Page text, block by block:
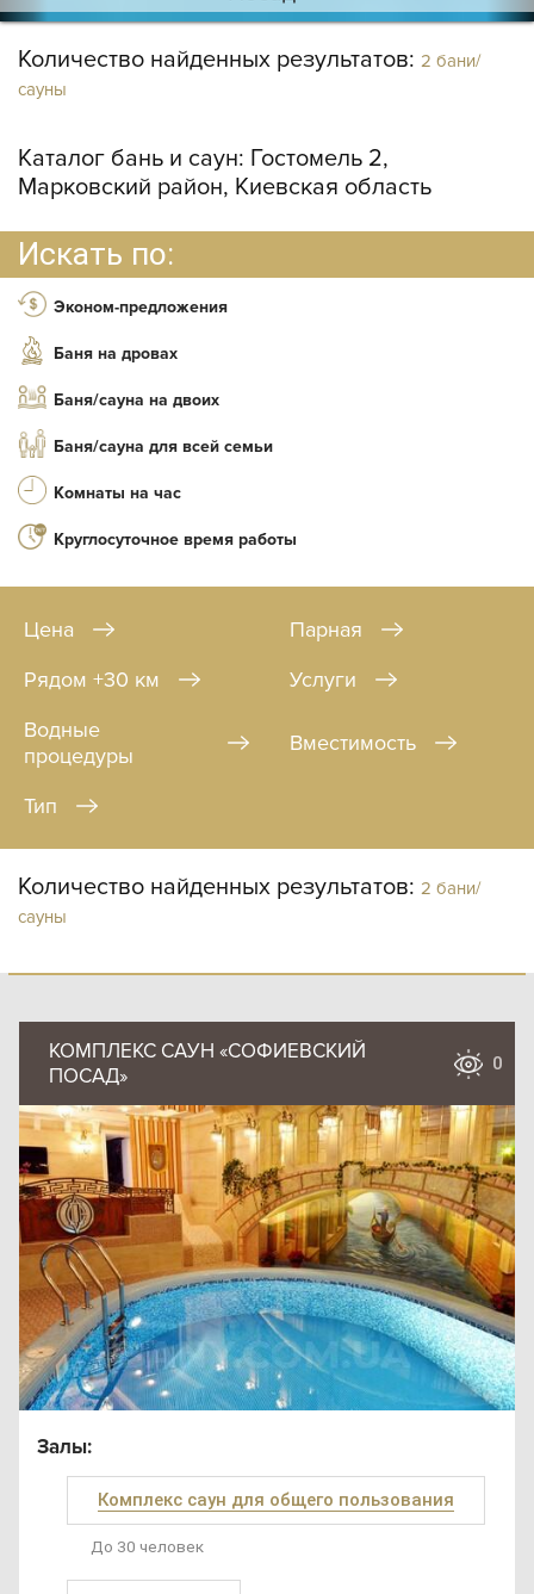
Количество найденных результатов: 2 бани/
сауны
Каталог бань и саун: Гостомель 2,
Марковский район, Киевская область
Искать по:
Эконом-предложения
Баня на дровах
Баня/сауна на двоих
Баня/сауна для всей семьи
Комнаты на час
Круглосуточное время работы
Цена
Парная
Рядом +30 км
Услуги
Водные
процедуры
Вместимость
Тип
Количество найденных результатов: 2 бани/
сауны
КОМПЛЕКС САУН «СОФИЕВСКИЙ
ПОСАД»
0
Залы:
Комплекс саун для общего пользования
До 30 человек